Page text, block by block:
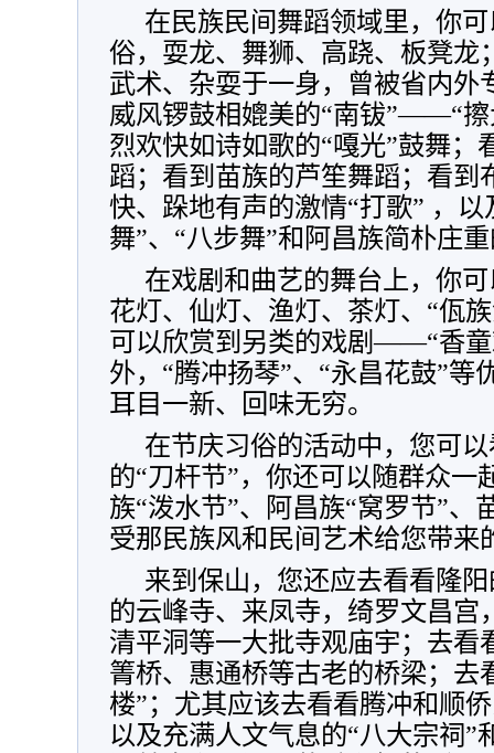
在民族民间舞蹈领域里，你
俗，耍龙、舞狮、高跷、板凳龙
武术、杂耍于一身，曾被省内
威风锣鼓相媲美的“南钹”——“
烈欢快如诗如歌的“嘎光”鼓舞；
蹈；看到苗族的芦笙舞蹈；看到
快、跺地有声的激情“打歌” ，
舞”、“八步舞”和阿昌族简朴庄
在戏剧和曲艺的舞台上，你
花灯、仙灯、渔灯、茶灯、“佤
可以欣赏到另类的戏剧——“香童
外，“腾冲扬琴”、“永昌花鼓”等
耳目一新、回味无穷。
在节庆习俗的活动中，您可
的“刀杆节”，你还可以随群众一
族“泼水节”、阿昌族“窝罗节”、
受那民族风和民间艺术给您带来
来到保山，您还应去看看隆
的云峰寺、来凤寺，绮罗文昌宫
清平洞等一大批寺观庙宇；去看
箐桥、惠通桥等古老的桥梁；去
楼”；尤其应该去看看腾冲和顺
以及充满人文气息的“八大宗祠”